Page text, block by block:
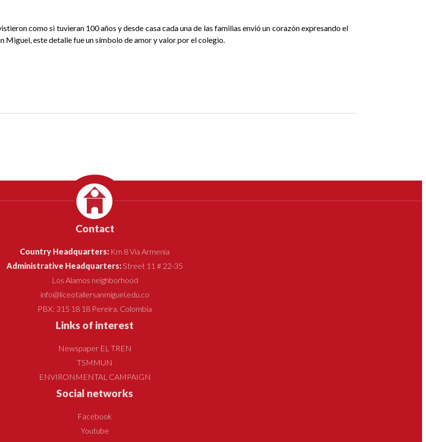
como si tuvieran 100 años y desde casa cada una de las familias envió un corazón expresando el
Miguel, este detalle fue un símbolo de amor y valor por el colegio.
Contact
Country Headquarters: Km 8 Vía Armenia
Administrative Headquarters:Street 11 # 22-35
Los Alamos neighborhood
info@liceotallersanmiguel.edu.co
PBX: 315 18 18 Pereira, Colombia
Links of interest
Newspaper EL TREN
TSMMUN
ENVIRONMENTAL CAMPAIGN
Social networks
Facebook
Youtube